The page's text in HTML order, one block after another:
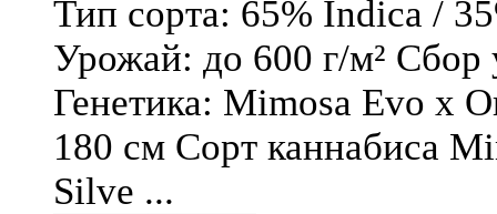
Тип сорта: 65% Indica /
Урожай: до 600 г/м² Сбор
Генетика: Mimosa Evo x
180 см Сорт каннабиса
Silve ...